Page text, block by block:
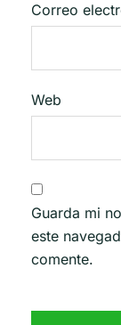
Correo
Web
Guarda mi
este
comente.